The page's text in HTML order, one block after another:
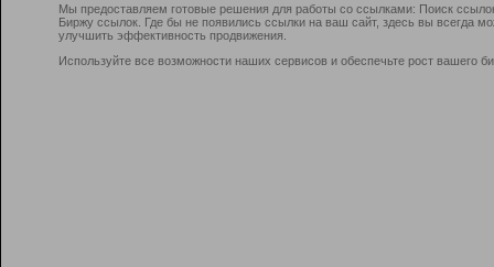
Мы предоставляем готовые решения для работы со ссылками: Поиск
Биржу ссылок. Где бы не появились ссылки на ваш сайт, здесь вы всегда
улучшить эффективность продвижения.
Используйте все возможности наших сервисов и обеспечьте рост вашего